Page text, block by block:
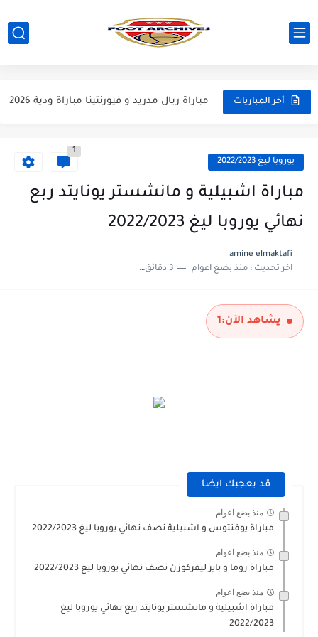
أخر المباريات
مباراة مانشستر يونايتد و اتلتيكو مدريد مباراة ودية 2026
مباراة ريال مدريد و فيورنتينا مباراة ودية 2026
مباراة برشلونة و بيرمنغهام مباراة ودية 2026
مباراة سيلتيك و ميلان مباراة ودية 2026
يوروبا ليغ 2022/2023
1
مباراة اشبيلية و مانشستر يونايتد ربع
نهائي يوروبا ليغ 2022/2023
amine elmaktafi
اخر تحديث :منذ بضع اعوام 3 دقائق للقراءة
يشاهد الآن:1
قد يعجبك ايضا
منذ بضع اعوام
مباراة يوفنتوس و اشبيلية نصف نهائي يوروبا ليغ 2022/2023
منذ بضع اعوام
مباراة روما و باير ليفركوزن نصف نهائي يوروبا ليغ 2022/2023
منذ بضع اعوام
مباراة اشبيلية و مانشستر يونايتد ربع نهائي يوروبا ليغ
2022/2023